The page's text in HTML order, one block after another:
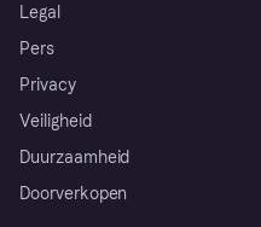
Legal
Pers
Privacy
Veiligheid
Duurzaamheid
Doorverkopen